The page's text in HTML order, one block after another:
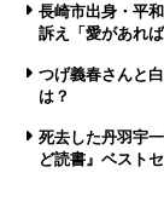
長崎市出身・平
訴え「愛があれ
つげ義春さんと
は？
死去した丹羽宇
ど読書』ベスト